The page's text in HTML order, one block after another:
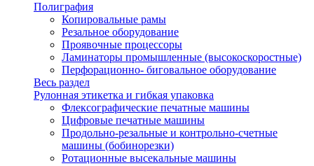
Полиграфия
Копировальные рамы
Резальное оборудование
Проявочные процессоры
Ламинаторы промышленные (высокоскоростные)
Перфорационно- биговальное оборудование
Весь раздел
Рулонная этикетка и гибкая упаковка
Флексографические печатные машины
Цифровые печатные машины
Продольно-резальные и контрольно-счетные
машины (бобинорезки)
Ротационные высекальные машины